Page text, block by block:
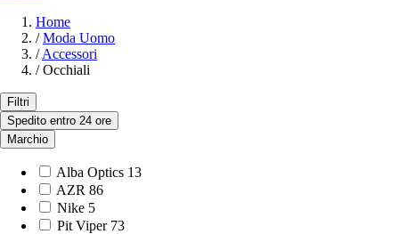
Home
/ Moda Uomo
/ Accessori
/ Occhiali
Filtri
Spedito entro 24 ore
Marchio
Alba Optics 13
AZR 86
Nike 5
Pit Viper 73